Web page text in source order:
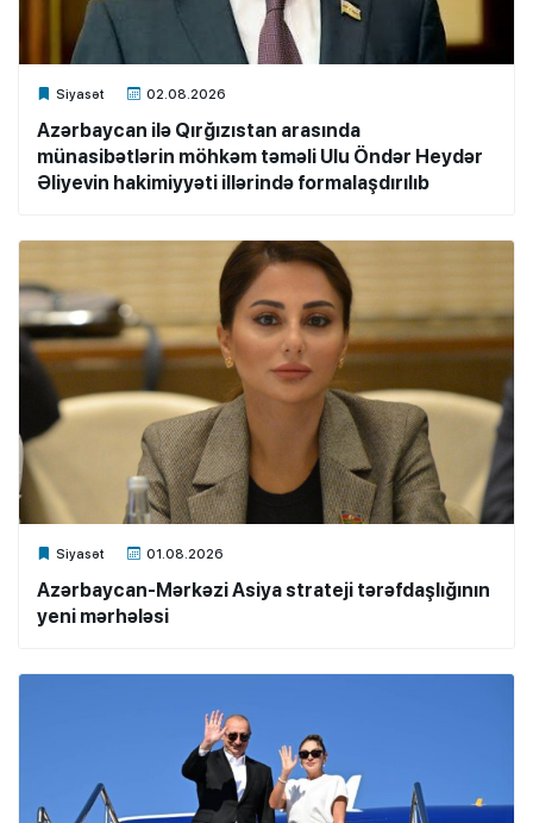
Siyasət 02.08.2026
Xalq.Online
Azərbaycan ilə Qırğızıstan arasında
münasibətlərin möhkəm təməli Ulu Öndər Heydər
Əliyevin hakimiyyəti illərində formalaşdırılıb
Siyasət 01.08.2026
Xalq.Online
Azərbaycan-Mərkəzi Asiya strateji tərəfdaşlığının
yeni mərhələsi